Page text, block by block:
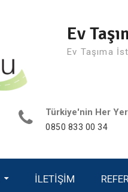
Ev
Ev Taşıma
Türkiye'nin Her
0850 833 00 34
İLETİŞİM